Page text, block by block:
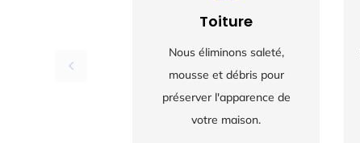
Toiture
Nous éliminons saleté,
mousse et débris pour
préserver l'apparence de
votre maison.